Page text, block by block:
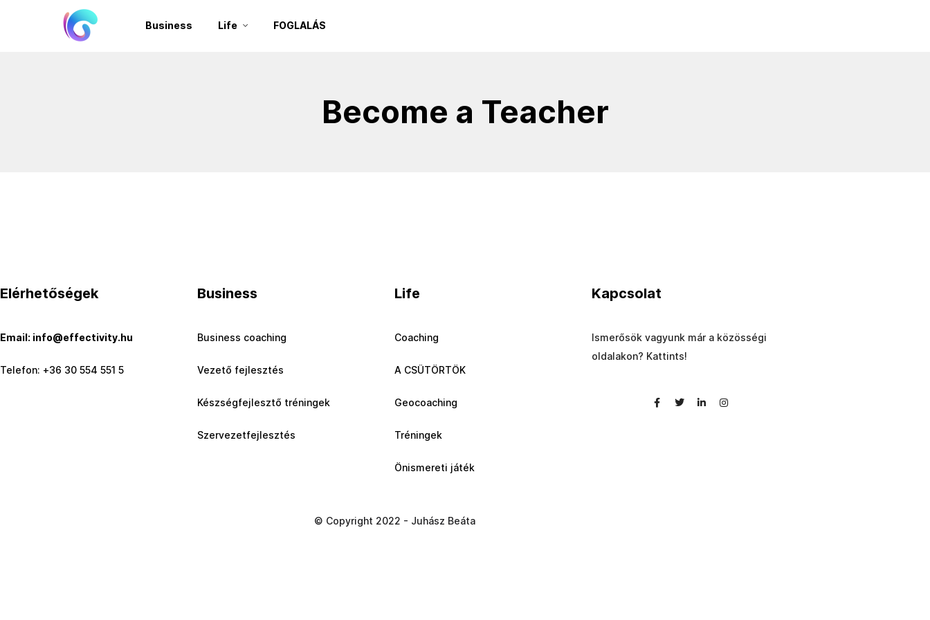
Business Life FOGLALÁS
Become a Teacher
Elérhetőségek
Email: info@effectivity.hu
Telefon: +36 30 554 551 5
Business
Business coaching
Vezető fejlesztés
Készségfejlesztő tréningek
Szervezetfejlesztés
Life
Coaching
A CSÜTÖRTÖK
Geocoaching
Tréningek
Önismereti játék
Kapcsolat
Ismerősök vagyunk már a közösségi
oldalakon? Kattints!
© Copyright 2022 - Juhász Beáta